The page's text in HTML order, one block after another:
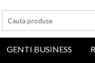
GENTI BUSINESS